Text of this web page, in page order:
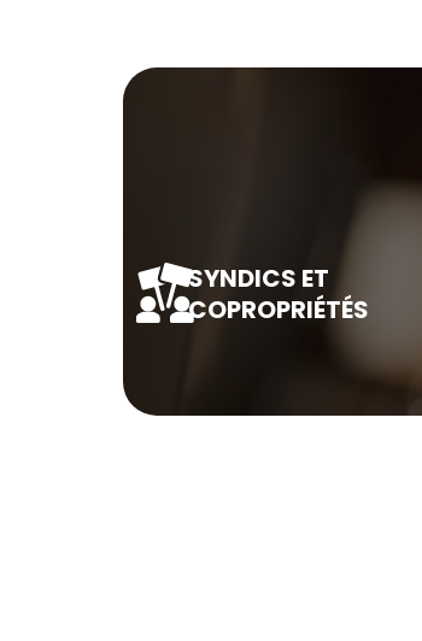
SYNDICS ET
COPROPRIÉTÉS